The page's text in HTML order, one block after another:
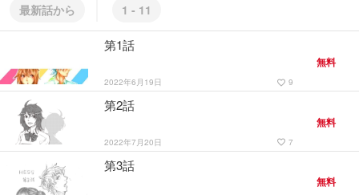
最新話から 1 - 11
第1話
2022年6月19日 favorite_border 9
無料
第2話
2022年7月20日 favorite_border 7
無料
第3話
無料